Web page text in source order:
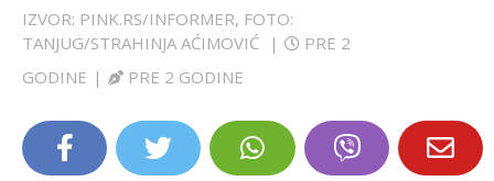
IZVOR: PINK.RS/INFORMER, FOTO:
TANJUG/STRAHINJA AĆIMOVIĆ
|
PRE 2
GODINE | PRE 2 GODINE